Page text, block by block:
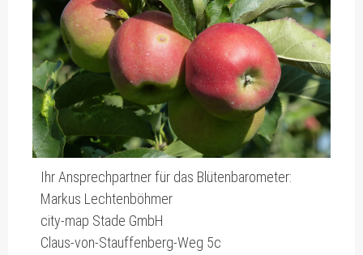
Ihr Ansprechpartner für das Blütenbarometer:
Markus Lechtenböhmer
city-map Stade GmbH
Claus-von-Stauffenberg-Weg 5c